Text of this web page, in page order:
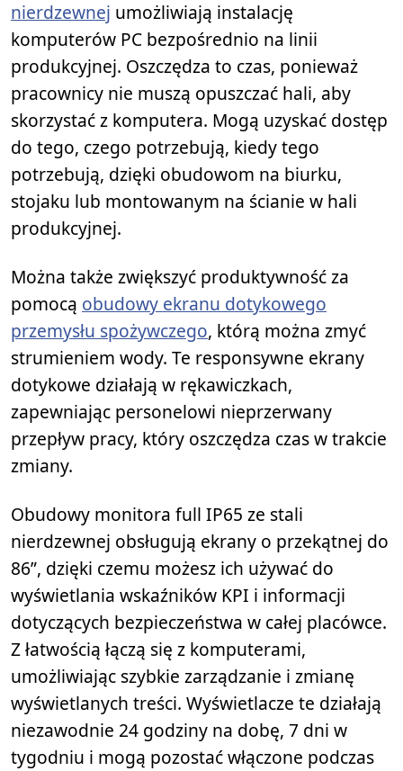
nierdzewnej umożliwiają instalację
komputerów PC bezpośrednio na linii
produkcyjnej. Oszczędza to czas, ponieważ
pracownicy nie muszą opuszczać hali, aby
skorzystać z komputera. Mogą uzyskać dostęp
do tego, czego potrzebują, kiedy tego
potrzebują, dzięki obudowom na biurku,
stojaku lub montowanym na ścianie w hali
produkcyjnej.
Można także zwiększyć produktywność za
pomocą obudowy ekranu dotykowego
przemysłu spożywczego, którą można zmyć
strumieniem wody. Te responsywne ekrany
dotykowe działają w rękawiczkach,
zapewniając personelowi nieprzerwany
przepływ pracy, który oszczędza czas w trakcie
zmiany.
Obudowy monitora full IP65 ze stali
nierdzewnej obsługują ekrany o przekątnej do
86”, dzięki czemu możesz ich używać do
wyświetlania wskaźników KPI i informacji
dotyczących bezpieczeństwa w całej placówce.
Z łatwością łączą się z komputerami,
umożliwiając szybkie zarządzanie i zmianę
wyświetlanych treści. Wyświetlacze te działają
niezawodnie 24 godziny na dobę, 7 dni w
tygodniu i mogą pozostać włączone podczas